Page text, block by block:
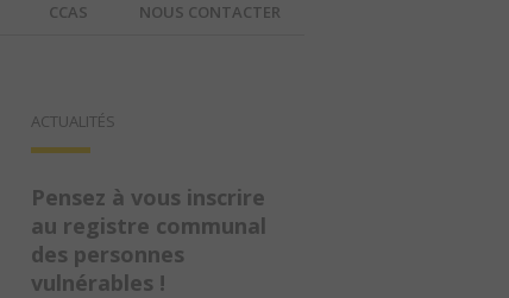
– SITE
CCAS NOUS CONTACTER
ACTUALITÉS
Pensez à vous inscrire
au registre communal
des personnes
vulnérables !